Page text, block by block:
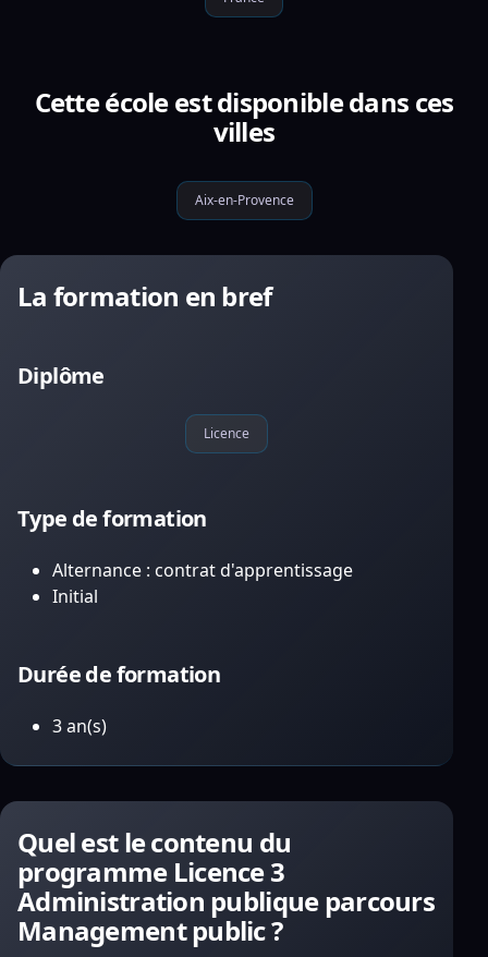
Cette école est disponible dans ces
villes
Aix-en-Provence
La formation en bref
Diplôme
Licence
Type de formation
Alternance : contrat d'apprentissage
Initial
Durée de formation
3 an(s)
Quel est le contenu du
programme Licence 3
Administration publique parcours
Management public ?